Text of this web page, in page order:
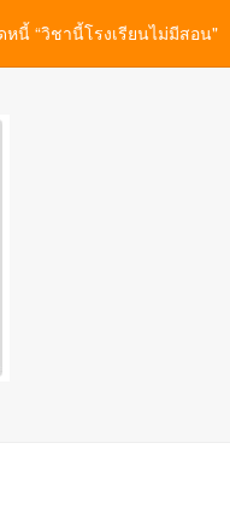
นี้ “วิชานี้โรงเรียนไม่มีสอน"